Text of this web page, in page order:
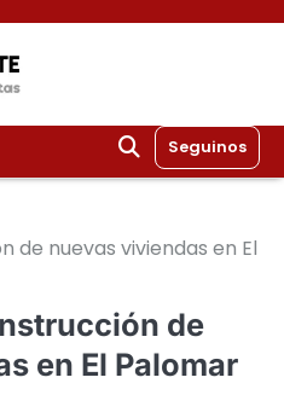
Seguinos
de nuevas viviendas en El
de
en El Palomar